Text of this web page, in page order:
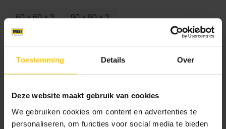
Toestemming Details Over
Deze website maakt gebruik van cookies
We gebruiken cookies om content en advertenties te
personaliseren, om functies voor social media te bieden
60 x 60 x 3 90 x 90 x 3
Kleur
Standaard kleuren